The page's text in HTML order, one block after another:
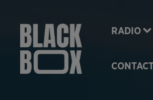
RADIO